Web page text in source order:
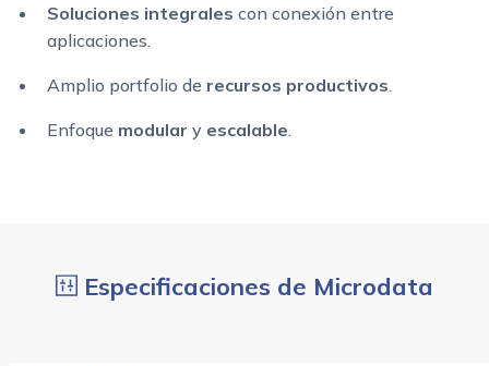
Soluciones integrales con conexión entre
aplicaciones.
Amplio portfolio de recursos productivos
Enfoque modular y escalable
Especificaciones de Microdata